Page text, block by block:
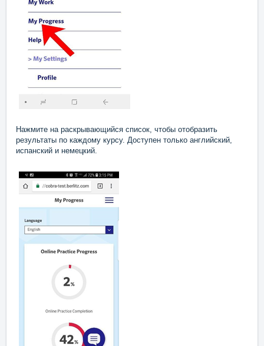
Нажмите на раскрывающийся список, чтобы отобразить
результаты по каждому курсу. Доступен только английский,
испанский и немецкий.